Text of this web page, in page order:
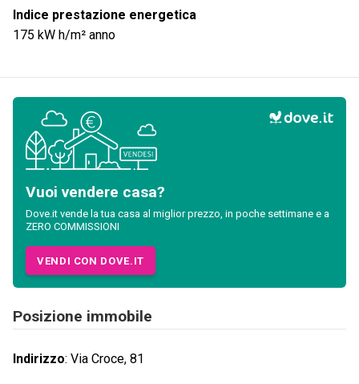
Indice prestazione energetica
175 kW h/m² anno
Vuoi vendere casa?
Dove.it vende la tua casa al miglior prezzo, in poche settimane e a
ZERO COMMISSIONI
VENDI CON DOVE.IT
Posizione immobile
Indirizzo: Via Croce, 81